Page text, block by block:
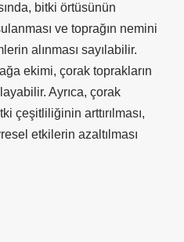
bitki örtüsünün
ve toprağın nemini
alınması sayılabilir.
ekimi, çorak toprakların
Ayrıca, çorak
çeşitliliğinin arttırılması,
etkilerin azaltılması